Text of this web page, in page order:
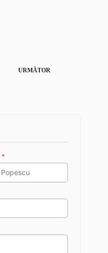
URMĂTOR
*